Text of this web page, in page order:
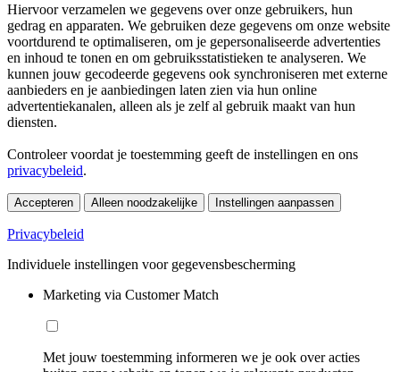
Hiervoor verzamelen we gegevens over onze gebruikers, hun
gedrag en apparaten. We gebruiken deze gegevens om onze website
voortdurend te optimaliseren, om je gepersonaliseerde advertenties
en inhoud te tonen en om gebruiksstatistieken te analyseren. We
kunnen jouw gecodeerde gegevens ook synchroniseren met externe
aanbieders en je aanbiedingen laten zien via hun online
advertentiekanalen, alleen als je zelf al gebruik maakt van hun
diensten.
Controleer voordat je toestemming geeft de instellingen en ons
privacybeleid.
Accepteren Alleen noodzakelijke Instellingen aanpassen
Privacybeleid
Individuele instellingen voor gegevensbescherming
Marketing via Customer Match
Met jouw toestemming informeren we je ook over acties